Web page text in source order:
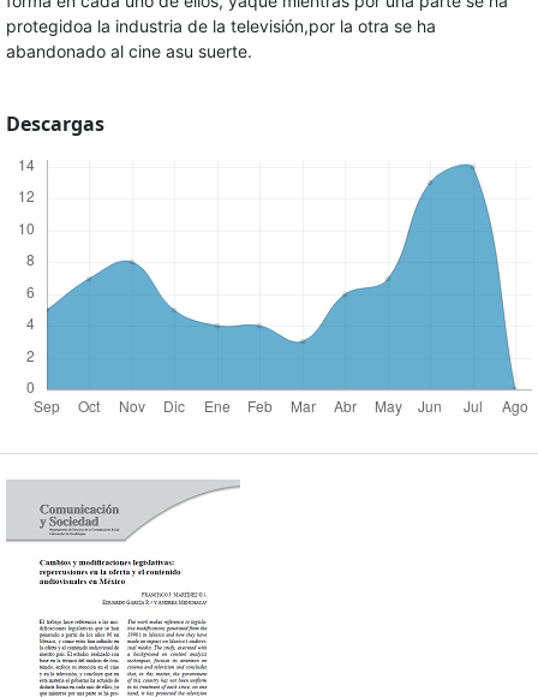
protegidoa la industria de la televisión,por la otra se ha
abandonado al cine asu suerte.
Descargas